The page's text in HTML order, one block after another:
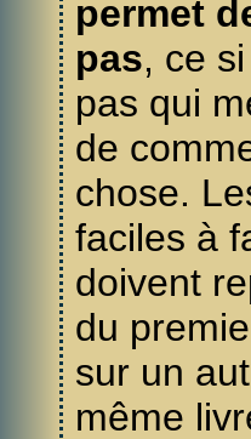
permet
pas, ce
pas qui
de
chose.
faciles à
doivent
du
sur un
même